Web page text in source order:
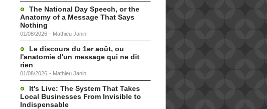
The National Day Speech, or the
Anatomy of a Message That Says
Nothing
01/08/2026 - Mathieu Janin
Le discours du 1er août, ou
l'anatomie d'un message qui ne dit
rien
01/08/2026 - Mathieu Janin
It's Live: The System That Takes
Local Businesses From Invisible to
Indispensable